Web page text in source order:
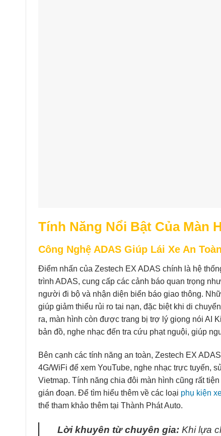
Tính Năng Nổi Bật Của Màn
Công Nghệ ADAS Giúp Lái Xe An
Điểm nhấn của Zestech EX ADAS chính là hệ
trình ADAS, cung cấp các cảnh báo quan trọng
người đi bộ và nhận diện biển báo giao thông.
giúp giảm thiểu rủi ro tai nạn, đặc biệt khi di
ra, màn hình còn được trang bị trợ lý giọng nói AI
bản đồ, nghe nhạc đến tra cứu phạt nguội, giúp
Bên cạnh các tính năng an toàn, Zestech EX
4G/WiFi để xem YouTube, nghe nhạc trực tuyến,
Vietmap. Tính năng chia đôi màn hình cũng rất
gián đoạn. Để tìm hiểu thêm về các loại phụ kiện
thể tham khảo thêm tại Thành Phát Auto.
Lời khuyên từ chuyên gia: Khi lựa